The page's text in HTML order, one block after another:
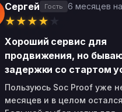
Сергей Гость 6 месяцев
★★★★
Хороший сервис для
продвижения, но
задержки со стартом
Пользуюсь Soc Proof уже
месяцев и в целом